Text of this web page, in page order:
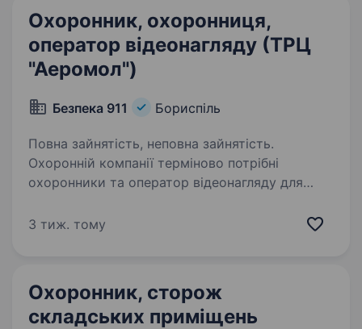
Охоронник, охоронниця,
оператор відеонагляду (ТРЦ
"Аеромол")
Безпека 911 Бориспіль
Повна зайнятість, неповна зайнятість.
Охоронній компанії терміново потрібні
охоронники та оператор відеонагляду для
«АЕРОМОЛ» м. Бориспіль. Жінки вітаються.
3 тиж. тому
Охоронник, сторож
складських приміщень